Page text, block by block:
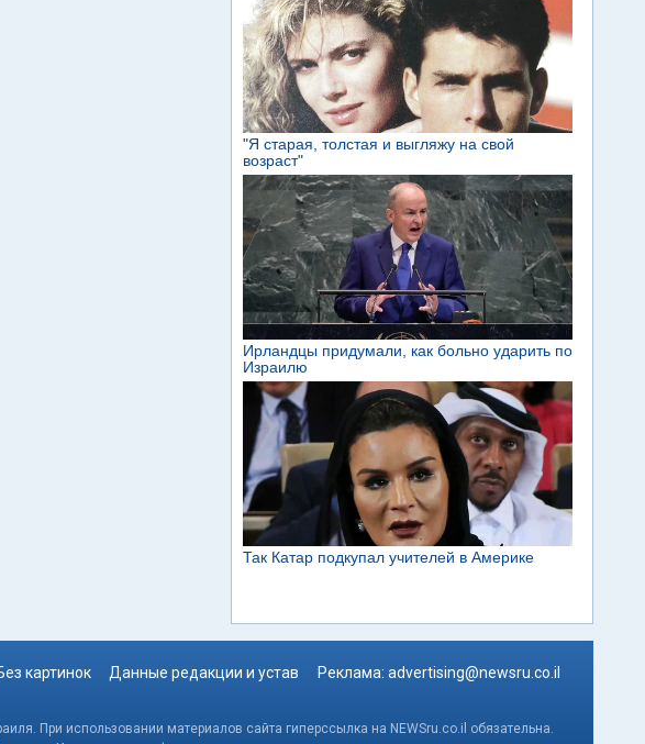
картинок Данные редакции и устав Реклама: advertising@newsru.co.il
При использовании материалов сайта гиперссылка на NEWSru.co.il обязательна.